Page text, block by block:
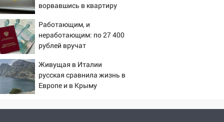
16:09
Ветераны легкой атлетики из
Ульяновска успешно выступили на
Чемпионате России
16:02
В Ульяновской области убрали
более 28% площадей зерновых и
зернобобовых культур
15:51
Бросила кирпич в жену брата: в
агрессивную женщину
ворвавшись в квартиру
Работающим, и
неработающим: по 27 400
рублей вручат
PrimaMedia.ru
Живущая в Италии
русская сравнила жизнь в
Европе и в Крыму